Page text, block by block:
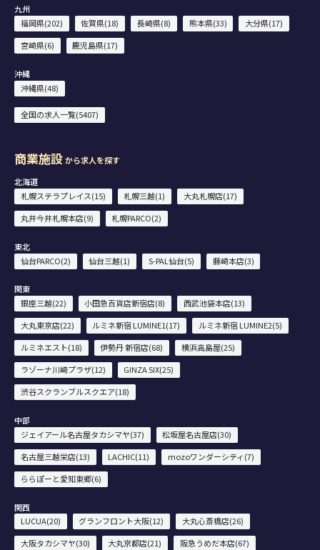
九州
福岡県(202)
佐賀県(18) 長崎県(8) 熊本県(33)
大分県(17)
宮崎県(6)
鹿児島県(17)
沖縄
沖縄県(48)
全国の求人一覧(5407)
商業施設から求人を探す
北海道
札幌ステラプレイス(15)
札幌三越(1)
大丸札幌店(17)
丸井今井札幌本店(9)
札幌PARCO(2)
東北
仙台PARCO(2)
仙台三越(1) S-PAL仙台(5) 藤崎本店(3)
関東
銀座三越(22)
小田急百貨店新宿店(8)
西武池袋本店(13)
大丸東京店(22)
ルミネ新宿 LUMINE1(17)
ルミネ新宿 LUMINE2(5)
ルミネエスト(18)
伊勢丹 新宿店(68)
横浜高島屋(25)
ラゾーナ川崎プラザ(12)
GINZA SIX(25)
渋谷スクランブルスクエア(18)
中部
ジェイアール名古屋タカシマヤ(37)
松坂屋名古屋店(30)
名古屋三越栄店(13)
LACHIC(11)
mozoワンダーシティ(7)
ららぽーと愛知東郷(6)
関西
LUCUA(20)
グランフロント大阪(12)
大丸心斎橋店(26)
大阪タカシマヤ(30)
大丸京都店(21)
阪急うめだ本店(67)